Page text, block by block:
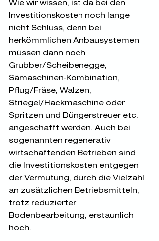
Wie wir wissen, ist da bei den
Investitionskosten noch lange
nicht Schluss, denn bei
herkömmlichen Anbausystemen
müssen dann noch
Grubber/Scheibenegge,
Sämaschinen-Kombination,
Pflug/Fräse, Walzen,
Striegel/Hackmaschine oder
Spritzen und Düngerstreuer etc.
angeschafft werden. Auch bei
sogenannten regenerativ
wirtschaftenden Betrieben sind
die Investitionskosten entgegen
der Vermutung, durch die Vielzahl
an zusätzlichen Betriebsmitteln,
trotz reduzierter
Bodenbearbeitung, erstaunlich
hoch.